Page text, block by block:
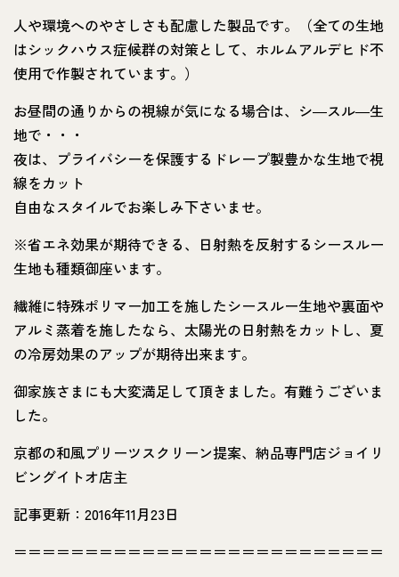
人や環境へのやさしさも配慮した製品です。（全ての生地
はシックハウス症候群の対策として、ホルムアルデヒド不
使用で作製されています。）
お昼間の通りからの視線が気になる場合は、シ―スル―生
地で・・・
夜は、プライバシーを保護するドレープ製豊かな生地で視
線をカット
自由なスタイルでお楽しみ下さいませ。
※省エネ効果が期待できる、日射熱を反射するシースルー
生地も種類御座います。
繊維に特殊ポリマー加工を施したシースルー生地や裏面や
アルミ蒸着を施したなら、太陽光の日射熱をカットし、夏
の冷房効果のアップが期待出来ます。
御家族さまにも大変満足して頂きました。有難うございま
した。
京都の和風プリーツスクリーン提案、納品専門店ジョイリ
ビングイトオ店主
記事更新：2016年11月23日
＝＝＝＝＝＝＝＝＝＝＝＝＝＝＝＝＝＝＝＝＝＝＝＝＝＝